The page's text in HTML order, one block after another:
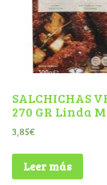
SALCHICHAS
270 GR Linda
3,85€
Leer más